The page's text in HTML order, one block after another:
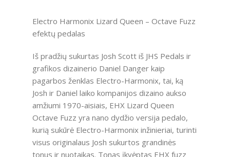
Electro Harmonix Lizard Queen – Octave Fuzz
efektų pedalas
Iš pradžių sukurtas Josh Scott iš JHS Pedals ir
grafikos dizainerio Daniel Danger kaip
pagarbos ženklas Electro-Harmonix, tai, ką
Josh ir Daniel laiko kompanijos dizaino aukso
amžiumi 1970-aisiais, EHX Lizard Queen
Octave Fuzz yra nano dydžio versija pedalo,
kurią sukūrė Electro-Harmonix inžinieriai, turinti
visus originalaus Josh sukurtos grandinės
tonus ir nuotaikas. Tonas įkvėptas EHX fuzz